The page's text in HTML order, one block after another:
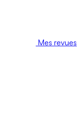
Mes revues